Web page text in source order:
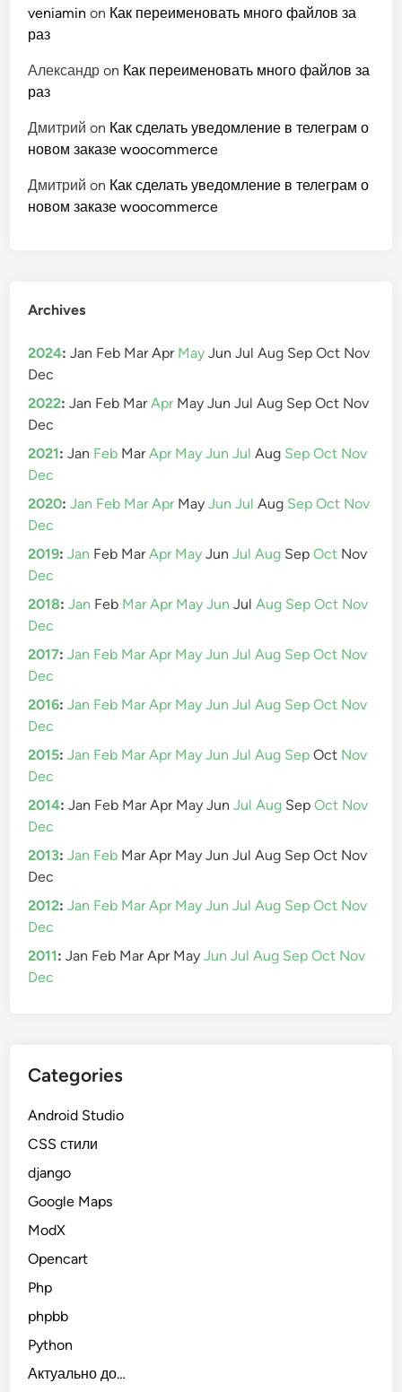
veniamin on Как переименовать много файлов за
раз
Александр on Как переименовать много файлов за
раз
Дмитрий on Как сделать уведомление в телеграм о
новом заказе woocommerce
Дмитрий on Как сделать уведомление в телеграм о
новом заказе woocommerce
Archives
2024:Jan Feb Mar Apr May Jun Jul Aug Sep Oct Nov
Dec
2022:Jan Feb Mar Apr May Jun Jul Aug Sep Oct Nov
Dec
2021:Jan Feb Mar Apr May Jun Jul Aug Sep Oct Nov
Dec
2020:Jan Feb Mar Apr May Jun Jul Aug Sep Oct Nov
Dec
2019:Jan Feb Mar Apr May Jun Jul Aug Sep Oct Nov
Dec
2018:Jan Feb Mar Apr May Jun Jul Aug Sep Oct Nov
Dec
2017:Jan Feb Mar Apr May Jun Jul Aug Sep Oct Nov
Dec
2016:Jan Feb Mar Apr May Jun Jul Aug Sep Oct Nov
Dec
2015:Jan Feb Mar Apr May Jun Jul Aug Sep Oct Nov
Dec
2014:Jan Feb Mar Apr May Jun Jul Aug Sep Oct Nov
Dec
2013:Jan Feb Mar Apr May Jun Jul Aug Sep Oct Nov
Dec
2012:Jan Feb Mar Apr May Jun Jul Aug Sep Oct Nov
Dec
2011:Jan Feb Mar Apr May Jun Jul Aug Sep Oct Nov
Dec
Categories
Android Studio
CSS стили
django
Google Maps
ModX
Opencart
Php
phpbb
Python
Актуально до…